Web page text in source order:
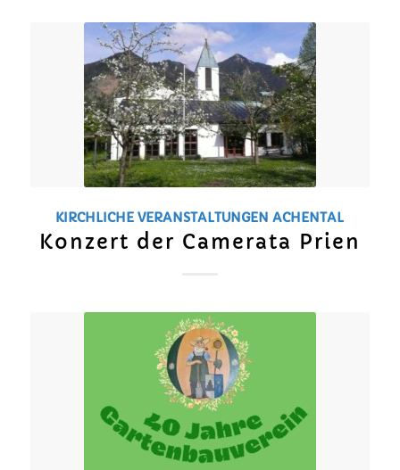
KIRCHLICHE VERANSTALTUNGEN ACHENTAL
Konzert der Camerata Prien